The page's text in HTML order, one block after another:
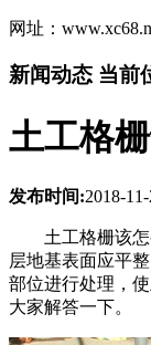
网址：
新闻动态 当前位
土工格
发布时间:2018-
土工格栅该怎么
层地基表面应平整
部位进行处理，
大家解答一下。